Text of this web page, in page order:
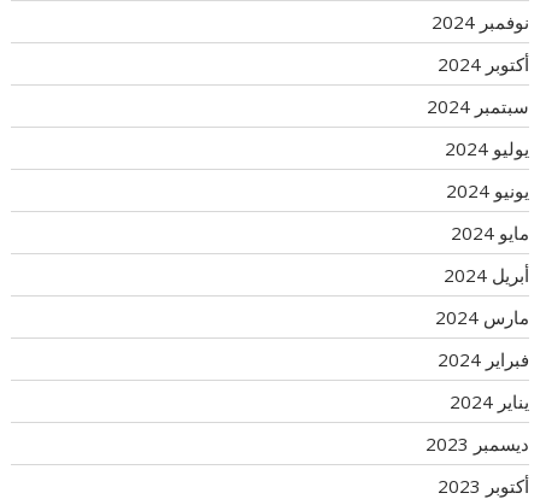
نوفمبر 2024
أكتوبر 2024
سبتمبر 2024
يوليو 2024
يونيو 2024
مايو 2024
أبريل 2024
مارس 2024
فبراير 2024
يناير 2024
ديسمبر 2023
أكتوبر 2023